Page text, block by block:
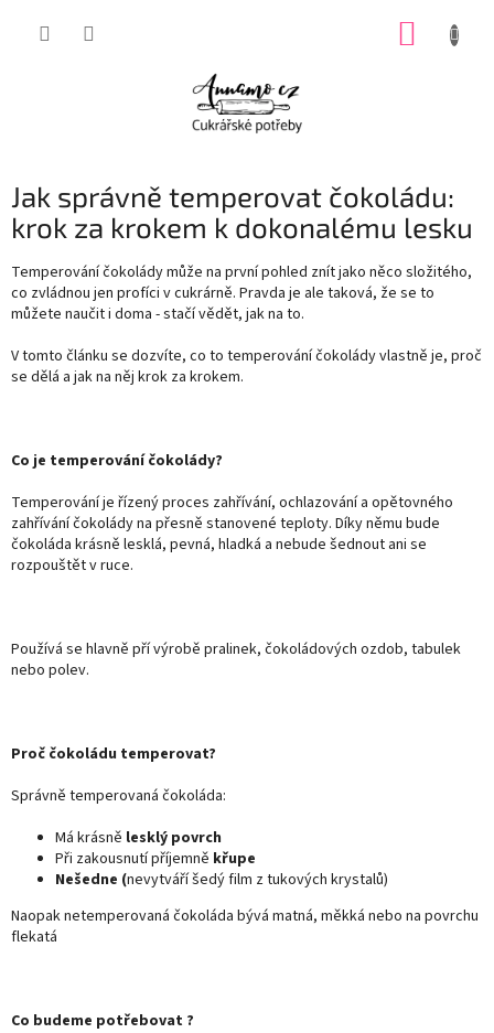
Jak správně temperovat čokoládu:
krok za krokem k dokonalému lesku
Temperování čokolády může na první pohled znít jako něco složitého,
co zvládnou jen profíci v cukrárně. Pravda je ale taková, že se to
můžete naučit i doma - stačí vědět, jak na to.
V tomto článku se dozvíte, co to temperování čokolády vlastně je, proč
se dělá a jak na něj krok za krokem.
Co je temperování čokolády?
Temperování je řízený proces zahřívání, ochlazování a opětovného
zahřívání čokolády na přesně stanovené teploty. Díky němu bude
čokoláda krásně lesklá, pevná, hladká a nebude šednout ani se
rozpouštět v ruce.
Používá se hlavně pří výrobě pralinek, čokoládových ozdob, tabulek
nebo polev.
Proč čokoládu temperovat?
Správně temperovaná čokoláda:
Má krásně lesklý povrch
Při zakousnutí příjemně křupe
Nešedne (nevytváří šedý film z tukových krystalů)
Naopak netemperovaná čokoláda bývá matná, měkká nebo na povrchu
flekatá
Co budeme potřebovat ?